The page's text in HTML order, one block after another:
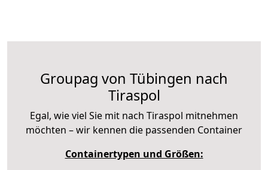
Groupag von Tübingen nach
Tiraspol
Egal, wie viel Sie mit nach Tiraspol mitnehmen
möchten – wir kennen die passenden Container
Containertypen und Größen: